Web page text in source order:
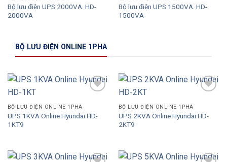
Bộ lưu điện UPS 2000VA. HD-
2000VA
Bộ lưu điện UPS 1500VA. HD-
1500VA
BỘ LƯU ĐIỆN ONLINE 1PHA
BỘ LƯU ĐIỆN ONLINE 1PHA
UPS 1KVA Online Hyundai HD-
1KT9
BỘ LƯU ĐIỆN ONLINE 1PHA
UPS 2KVA Online Hyundai HD-
2KT9